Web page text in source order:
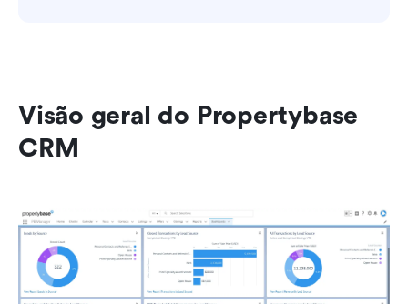
Visão geral do Propertybase
CRM